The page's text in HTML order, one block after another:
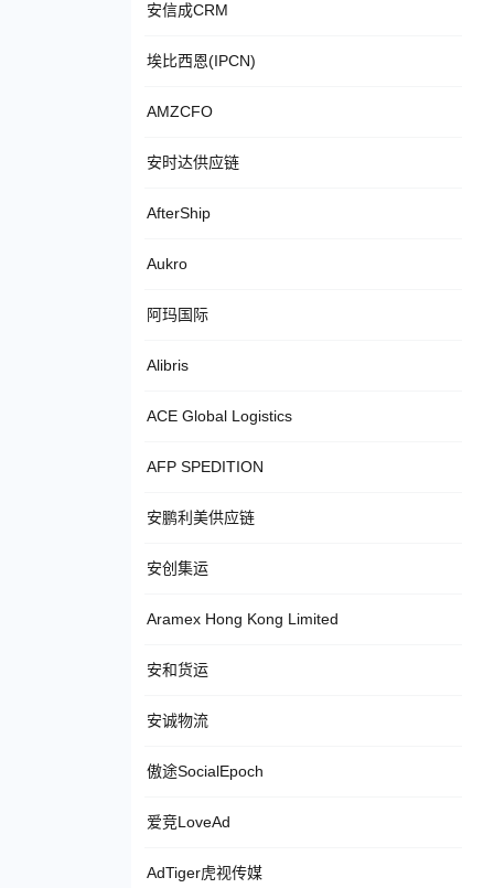
安信成CRM
埃比西恩(IPCN)
AMZCFO
安时达供应链
AfterShip
Aukro
阿玛国际
Alibris
ACE Global Logistics
AFP SPEDITION
安鹏利美供应链
安创集运
Aramex Hong Kong Limited
安和货运
安诚物流
傲途SocialEpoch
爱竞LoveAd
AdTiger虎视传媒